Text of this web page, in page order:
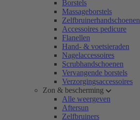
Borstels
Massageborstels
Zelfbruinerhandschoenen
Accessoires pedicure
Flanellen
Hand- & voetsieraden
Nagelaccessoires
Scrubhandschoenen
Vervangende borstels
Verzorgingsaccessoires
Zon & bescherming
Alle weergeven
Aftersun
Zelfbruiners